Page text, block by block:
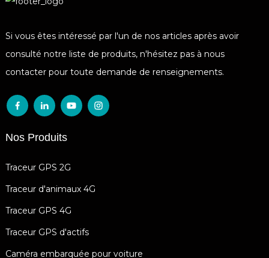
Si vous êtes intéressé par l'un de nos articles après avoir
consulté notre liste de produits, n'hésitez pas à nous
contacter pour toute demande de renseignements.
Nos Produits
Traceur GPS 2G
Traceur d'animaux 4G
Traceur GPS 4G
Traceur GPS d'actifs
Caméra embarquée pour voiture